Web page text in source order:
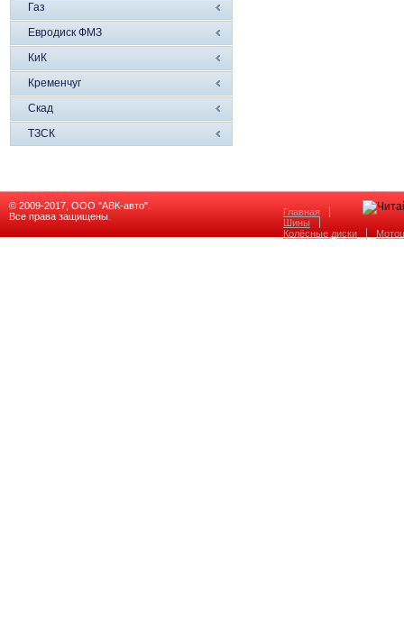
Газ
Евродиск ФМЗ
КиК
Кременчуг
Скад
ТЗСК
© 2009-2017, ООО "АВК-авто".
Все права защищены.
Главная
Шины
Колёсные диски